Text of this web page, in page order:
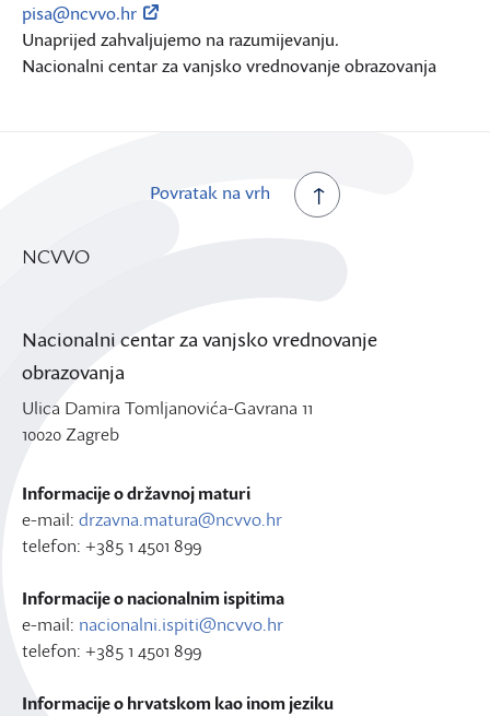
pisa@ncvvo.hr
Unaprijed zahvaljujemo na razumijevanju.
Nacionalni centar za vanjsko vrednovanje obrazovanja
Povratak na vrh
NCVVO
Nacionalni centar za vanjsko vrednovanje
obrazovanja
Ulica Damira Tomljanovića-Gavrana 11
10020 Zagreb
Informacije o državnoj maturi
e-mail: drzavna.matura@ncvvo.hr
telefon: +385 1 4501 899
Informacije o nacionalnim ispitima
e-mail: nacionalni.ispiti@ncvvo.hr
telefon: +385 1 4501 899
Informacije o hrvatskom kao inom jeziku